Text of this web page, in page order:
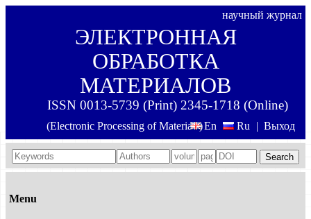
научный журнал
ЭЛЕКТРОННАЯ
ОБРАБОТКА
МАТЕРИАЛОВ
ISSN 0013-5739 (Print) 2345-1718 (Online)
(Electronic Processing of Materials) Выход
En Ru |
Search
Menu